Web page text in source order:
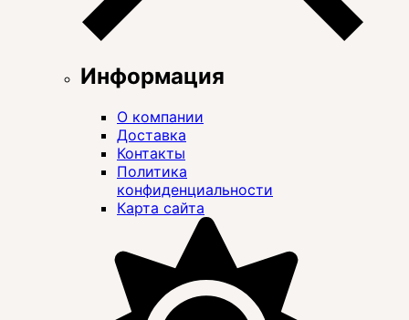
Информация
О компании
Доставка
Контакты
Политика
конфиденциальности
Карта сайта